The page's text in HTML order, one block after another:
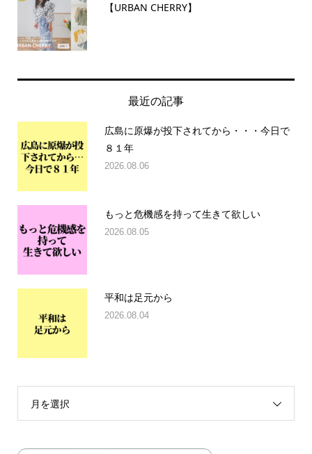
【URBAN CHERRY】
最近の記事
広島に原爆が投下されてから・・・今日で
８１年
2026.08.06
もっと危機感を持って生きて欲しい
2026.08.05
平和は足元から
2026.08.04
月を選択